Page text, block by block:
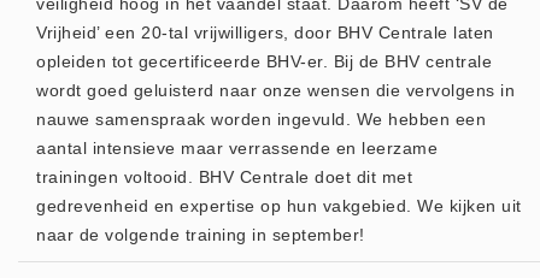
Vacatures
Winkel
(20)
AED apparaten (11)
Actie (5)
AED
Vrijheid’ een 20-tal vrijwilligers, door BHV Centrale laten
opleiden tot gecertificeerde BHV-er. Bij de BHV centrale
wordt goed geluisterd naar onze wensen die vervolgens in
nauwe samenspraak worden ingevuld. We hebben een
aantal intensieve maar verrassende en leerzame
trainingen voltooid. BHV Centrale doet dit met
gedrevenheid en expertise op hun vakgebied. We kijken uit
naar de volgende training in september!